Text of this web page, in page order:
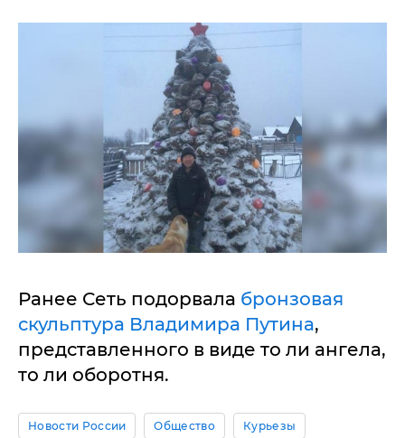
Ранее Сеть подорвала бронзовая
скульптура Владимира Путина,
представленного в виде то ли ангела,
то ли оборотня.
Новости России Общество Курьезы